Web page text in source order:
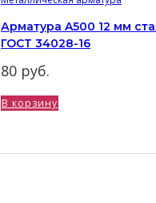
Арматура A500 12 мм
ГОСТ 34028-16
80 руб.
В корзину